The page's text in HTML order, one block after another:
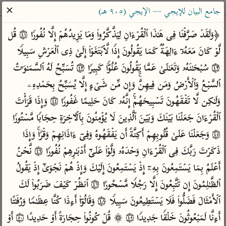
ساهم معنا في نشر القرآن والعلم الشرعي
الباحث القرآني
بحث تفسير علوم مصاحف معاجم
Type 2 or more characters for results.
Type 1 or more
characters for results.
أمّهات
تفسير الطبري
تفسير ابن كثير
تفسير القرطبي
تفسير البغوي
عامّة
فتح البيان للقنوجي
فتح القدير للشوكاني
تفسير ابن جزي
موسوعات
معاصرة
الميسر
المختصر في
التفسير
تفسير السعدي
أيسر التفاسير
جامع البيان للإيجي — الإيجي (٩٠٥ هـ)
✕
أَءِنَّا لَمَبۡعُوثُونَ خَلۡقࣰا جَدِیدࣰا ۝٤٩ ۞ قُلۡ كُونُوا۟ حِجَارَةً أَوۡ حَدِیدًا ۝٥٠ أَوۡ